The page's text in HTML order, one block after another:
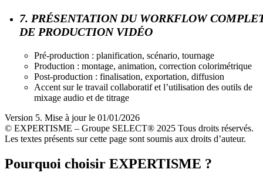
7. PRÉSENTATION DU WORKFLOW
DE PRODUCTION VIDÉO
Pré-production : planification, scénario, tournage
Production : montage, animation, correction colorimétrique
Post-production : finalisation, exportation, diffusion
Accent sur le travail collaboratif et l’utilisation des outils de
mixage audio et de titrage
Version 5. Mise à jour le 01/01/2026
© EXPERTISME – Groupe SELECT® 2025 Tous droits réservés.
Les textes présents sur cette page sont soumis aux droits d’auteur.
Pourquoi choisir EXPERTISME ?